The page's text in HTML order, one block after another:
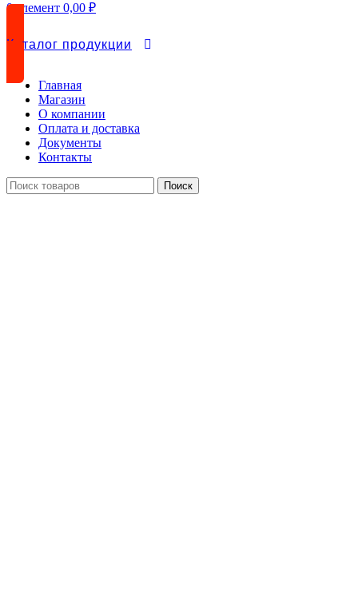
0элемент 0,00 ₽
Каталог продукции
Главная
Магазин
О компании
Оплата и доставка
Документы
Контакты
Поиск